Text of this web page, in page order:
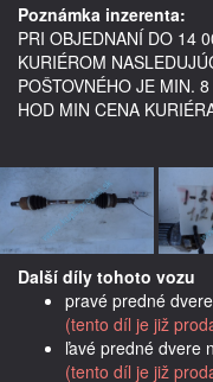
Poznámka inzerenta:
PRI OBJEDNANÍ DO 14
KURIÉROM
POŠTOVNÉHO JE MIN.
HOD MIN CENA
Další díly tohoto vozu
pravé predné
(tento díl je již
ľavé predné dvere
(tento díl je již